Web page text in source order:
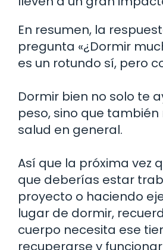
En resumen, la
pregunta «¿Dormir
es un rotundo sí, pero
Dormir bien no solo te
peso, sino que
salud en general.
Así que la próxima vez
que deberías estar
proyecto o haciendo
lugar de dormir,
cuerpo necesita ese
recuperarse y